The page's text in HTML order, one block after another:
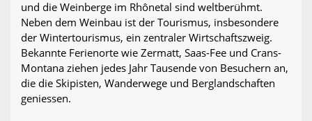
und die Weinberge im Rhônetal sind weltberühmt.
Neben dem Weinbau ist der Tourismus, insbesondere
der Wintertourismus, ein zentraler Wirtschaftszweig.
Bekannte Ferienorte wie Zermatt, Saas-Fee und Crans-
Montana ziehen jedes Jahr Tausende von Besuchern an,
die die Skipisten, Wanderwege und Berglandschaften
geniessen.